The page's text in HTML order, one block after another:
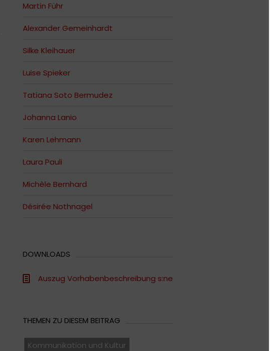
Martin Führ
Alexander Gemeinhardt
Silke Kleihauer
Luise Spieker
Tatiana Soto Bermudez
Johanna Lanio
Karen Lehmann
Laura Pauli
Michèle Bernhard
Désirée Nothnagel
DOWNLOADS
Auszug Vorhabenbeschreibung s:ne
THEMEN ZU DIESEM BEITRAG
Kommunikation und Kultur